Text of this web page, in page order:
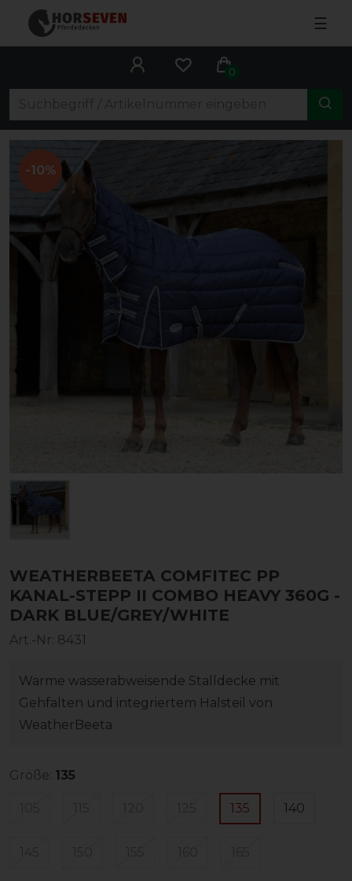
☰
0
-10%
WEATHERBEETA COMFITEC PP
KANAL-STEPP II COMBO HEAVY 360G -
DARK BLUE/GREY/WHITE
Art.-Nr: 8431
Warme wasserabweisende Stalldecke mit
Gehfalten und integriertem Halsteil von
WeatherBeeta
Größe: 135
135 140